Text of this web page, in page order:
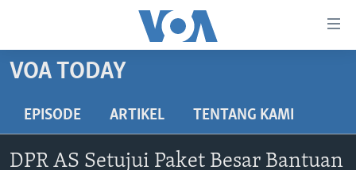
Akses
Utama
DUNIA
VOA TODAY
EPISODE ARTIKEL TENTANG KAMI
DPR AS Setujui Paket Besar Bantuan